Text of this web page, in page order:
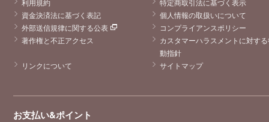
資金決済法に基づく表記
個人情報の取扱いについて
外部送信規律に関する公表
コンプライアンスポリシー
著作権と不正アクセス
カスタマーハラスメントに対す
動指針
リンクについて
サイトマップ
お支払い&ポイント